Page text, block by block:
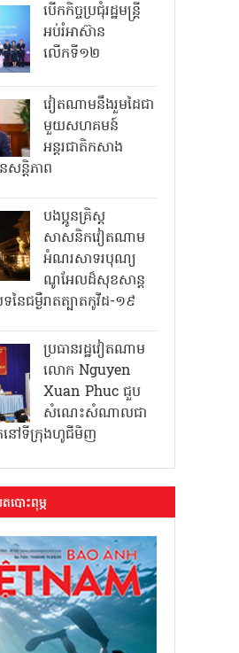
បើកកិច្ចប្រជុំរដ្ឋមន្ត្រី
អប់រំអាស៊ាន
លើកទី១២
វៀតណាមនឹងរួមដៃជា
មួយសហគមន៍
អន្តរជាតិកសាង
ន្តិភាព
បងប្អូនគ្រិស្ត
សាសនិកវៀតណាម
អំណរសាទរបុណ្យ
ណូអែលដ៏សុខសាន្ត
នៃជម្ងឺរាតត្បាតកូវីដ-១៩
ប្រធានរដ្ឋវៀតណាម
លោក Nguyen
Xuan Phuc ជួប
សំណេះសំណាលជា
នៅទីក្រុងហូជីមិញ
បោះពុម្ភ